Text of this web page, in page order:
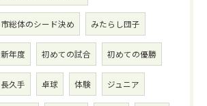
市総体のシード決め みたらし団子
新年度 初めての試合 初めての優勝
長久手 卓球 体験 ジュニア